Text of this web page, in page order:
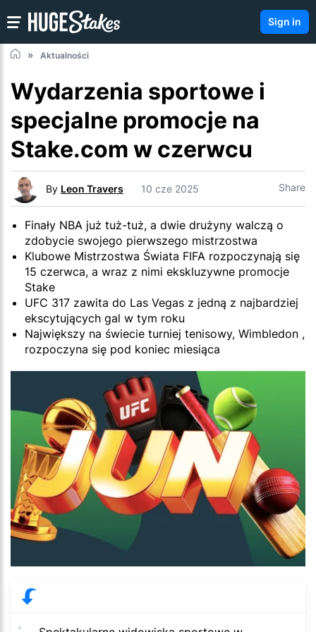
Sign in
Aktualności
Wydarzenia sportowe i
specjalne promocje na
Stake.com w czerwcu
By Leon Travers 10 cze 2025 Share
Finały NBA już tuż-tuż, a dwie drużyny walczą o
zdobycie swojego pierwszego mistrzostwa
Klubowe Mistrzostwa Świata FIFA rozpoczynają się
15 czerwca, a wraz z nimi ekskluzywne promocje
Stake
UFC 317 zawita do Las Vegas z jedną z najbardziej
ekscytujących gal w tym roku
Największy na świecie turniej tenisowy, Wimbledon ,
rozpoczyna się pod koniec miesiąca